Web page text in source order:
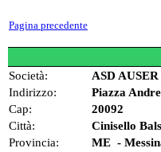
Pagina precedente
Società:
ASD
Indirizzo:
Piazza
Cap:
20092
Città:
Cinisello
Provincia:
ME -